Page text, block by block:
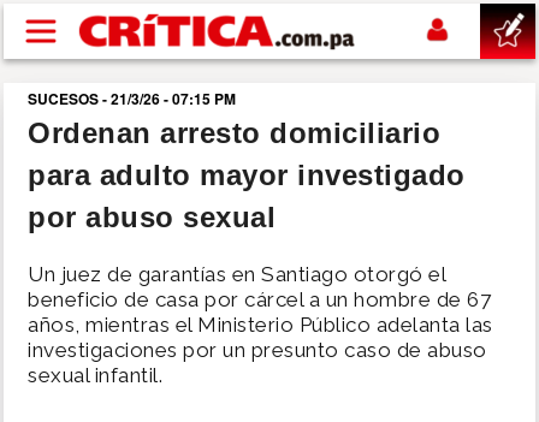
Pasar al contenido principal
buscar
SUCESOS
POLÍTICA
SHOW
SUCESOS - 21/3/26 - 07:15 PM
Ordenan arresto domiciliario
para adulto mayor investigado
por abuso sexual
Un juez de garantías en Santiago otorgó el
beneficio de casa por cárcel a un hombre de 67
años, mientras el Ministerio Público adelanta las
investigaciones por un presunto caso de abuso
sexual infantil.